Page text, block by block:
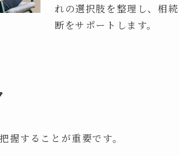
れの選択肢を整理し、相
断をサポートします。
握することが重要です。